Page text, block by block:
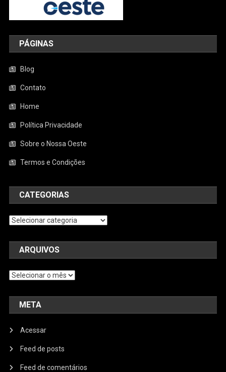
PÁGINAS
Blog
Contato
Home
Política Privacidade
Sobre o Nossa Oeste
Termos e Condições
CATEGORIAS
Categorias
ARQUIVOS
Arquivos
META
Acessar
Feed de posts
Feed de comentários